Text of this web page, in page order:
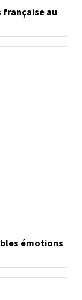
française au
émotions